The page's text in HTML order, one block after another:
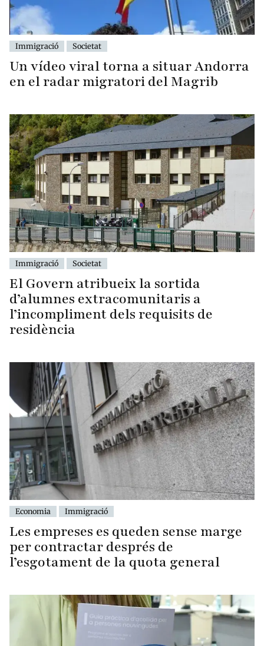
Immigració Societat
Un vídeo viral torna a situar Andorra
en el radar migratori del Magrib
Immigració Societat
El Govern atribueix la sortida
d’alumnes extracomunitaris a
l’incompliment dels requisits de
residència
Economia Immigració
Les empreses es queden sense marge
per contractar després de
l’esgotament de la quota general